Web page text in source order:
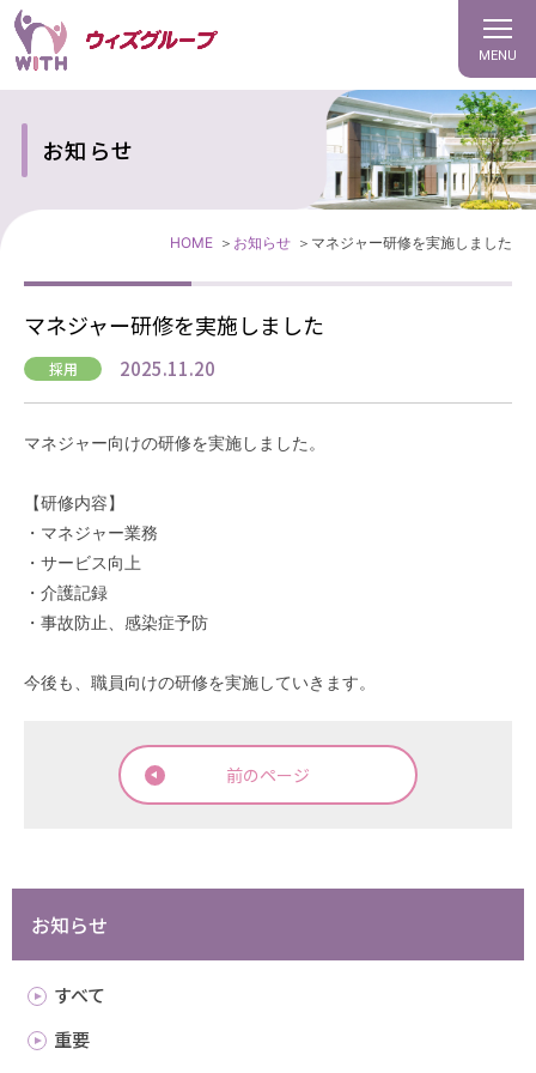
MENU
お知らせ
HOME お知らせ マネジャー研修を実施しました
マネジャー研修を実施しました
採用 2025.11.20
マネジャー向けの研修を実施しました。
【研修内容】
・マネジャー業務
・サービス向上
・介護記録
・事故防止、感染症予防
今後も、職員向けの研修を実施していきます。
前のページ
お知らせ
すべて
重要